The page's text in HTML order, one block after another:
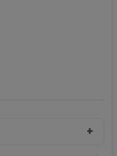
+